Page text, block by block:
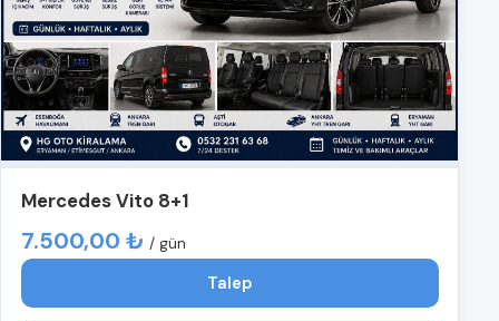
Mercedes Vito 8+1
7.500,00 ₺ / gün
Talep